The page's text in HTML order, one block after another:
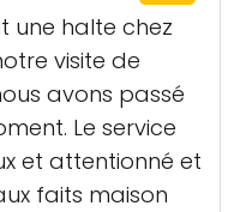
une halte chez
visite de
avons passé
Le service
et attentionné et
faits maison